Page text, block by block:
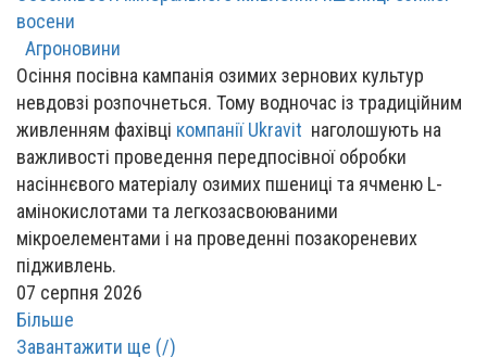
восени
Агроновини
Осіння посівна кампанія озимих зернових культур
невдовзі розпочнеться. Тому водночас із традиційним
живленням фахівці компанії Ukravit наголошують на
важливості проведення передпосівної обробки
насіннєвого матеріалу озимих пшениці та ячменю L-
амінокислотами та легкозасвоюваними
мікроелементами і на проведенні позакореневих
підживлень.
07 серпня 2026
Більше
Завантажити ще (/)